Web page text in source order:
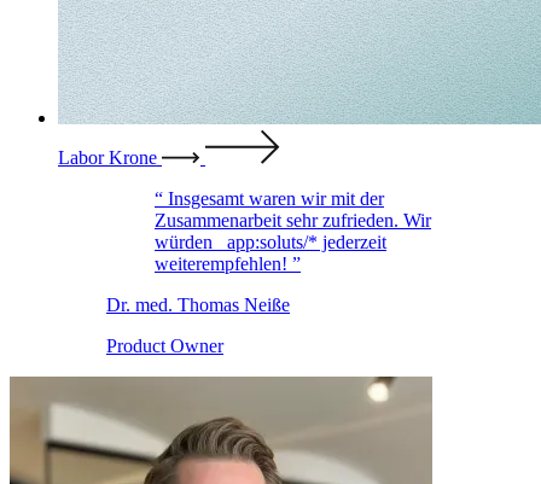
Labor Krone
Insgesamt waren wir mit der
Zusammenarbeit sehr zufrieden. Wir
würden
_app:soluts/* jederzeit
weiterempfehlen!
Dr. med. Thomas Neiße
Product Owner